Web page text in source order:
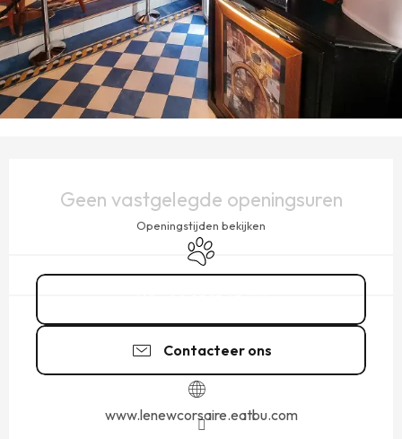
Geen vastgelegde openingsuren
Openingstijden bekijken
Dieren toegelaten
Contacteer ons
www.lenewcorsaire.eatbu.com